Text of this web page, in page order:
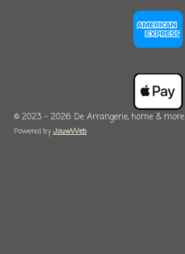
© 2023 - 2026 De Arrangerie, home & more
Powered byJouwWeb